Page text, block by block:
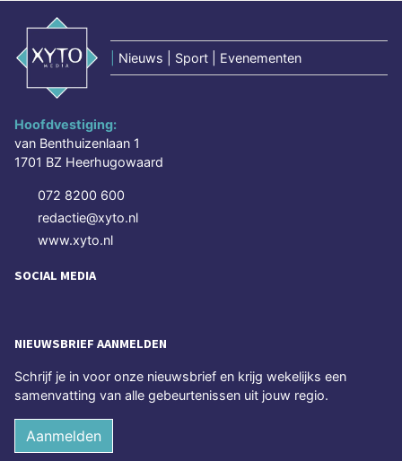
Nieuws | Sport | Evenementen
Hoofdvestiging:
van Benthuizenlaan 1
1701 BZ Heerhugowaard
072 8200 600
redactie@xyto.nl
www.xyto.nl
SOCIAL MEDIA
NIEUWSBRIEF AANMELDEN
Schrijf je in voor onze nieuwsbrief en krijg wekelijks een
samenvatting van alle gebeurtenissen uit jouw regio.
Aanmelden